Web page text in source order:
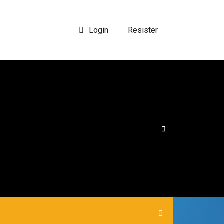
Login | Resister